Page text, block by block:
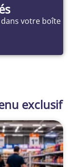
votre boîte
exclusif